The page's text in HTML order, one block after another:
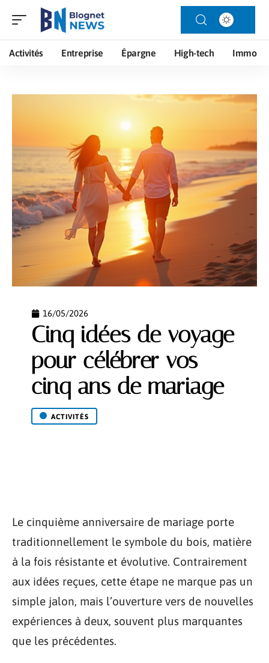
Activités Entreprise Épargne High-tech Immo
16/05/2026
Cinq idées de voyage
pour célébrer vos
cinq ans de mariage
ACTIVITÉS
Le cinquième anniversaire de mariage porte
traditionnellement le symbole du bois, matière
à la fois résistante et évolutive. Contrairement
aux idées reçues, cette étape ne marque pas un
simple jalon, mais l’ouverture vers de nouvelles
expériences à deux, souvent plus marquantes
que les précédentes.